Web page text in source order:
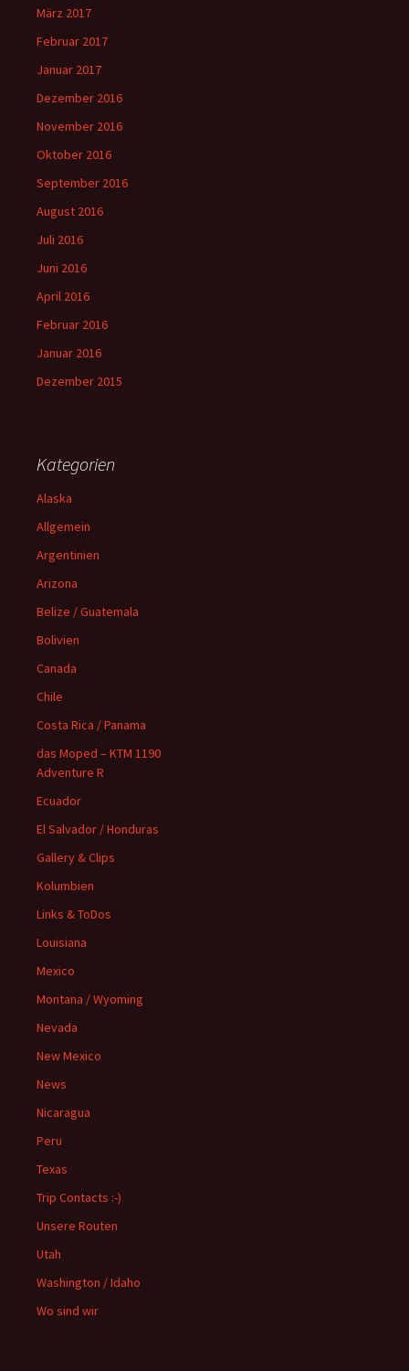
März 2017
Februar 2017
Januar 2017
Dezember 2016
November 2016
Oktober 2016
September 2016
August 2016
Juli 2016
Juni 2016
April 2016
Februar 2016
Januar 2016
Dezember 2015
Kategorien
Alaska
Allgemein
Argentinien
Arizona
Belize / Guatemala
Bolivien
Canada
Chile
Costa Rica / Panama
das Moped – KTM 1190
Adventure R
Ecuador
El Salvador / Honduras
Gallery & Clips
Kolumbien
Links & ToDos
Louisiana
Mexico
Montana / Wyoming
Nevada
New Mexico
News
Nicaragua
Peru
Texas
Trip Contacts :-)
Unsere Routen
Utah
Washington / Idaho
Wo sind wir